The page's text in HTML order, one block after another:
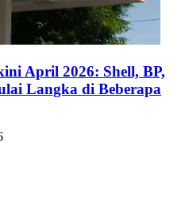
April 2026: Shell, BP,
Langka di Beberapa